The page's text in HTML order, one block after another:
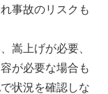
事故のリスクも
嵩上げが必要、
が必要な場合も
状況を確認しな